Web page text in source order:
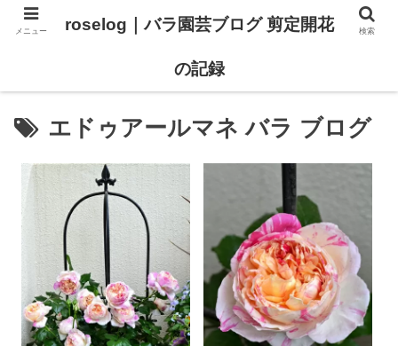
エドゥアールマネ バラ ブログ
メニュー roselog｜バラ園芸ブログ 剪定開花
の記録
検索